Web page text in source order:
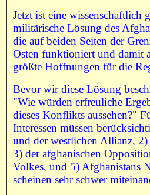
Jetzt ist eine wissenschaftlich
militärische Lösung des
die auf beiden Seiten der
Osten funktioniert und damit
größte Hoffnungen für die
Bevor wir diese Lösung
"Wie würden erfreuliche
dieses Konflikts aussehen?"
Interessen müssen
und der westlichen Allianz,
3) der afghanischen
Volkes, und 5) Afghanistans
scheinen sehr schwer